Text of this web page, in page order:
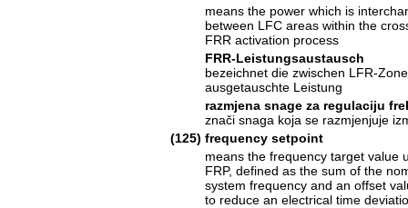
means the power which is
between LFC areas within the
FRR activation process
FRR-Leistungsaustausch
bezeichnet die zwischen LFR-
ausgetauschte Leistung
razmjena snage za regulaciju
znači snaga koja se razmjenjuje
(125) frequency setpoint
means the frequency target value
FRP, defined as the sum of the
system frequency and an offset
to reduce an electrical time